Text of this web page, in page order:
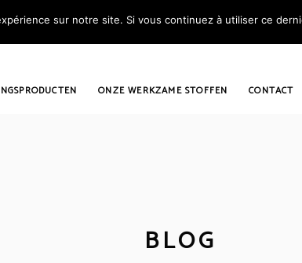
ONZE WERKZAME STOFFEN CONTACT
BLOG
sur notre site. Si vous continuez à utiliser ce